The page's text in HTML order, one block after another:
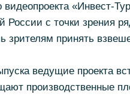
«Инвест-
России с точки зрения
зрителям принять
ведущие проекта
производственные